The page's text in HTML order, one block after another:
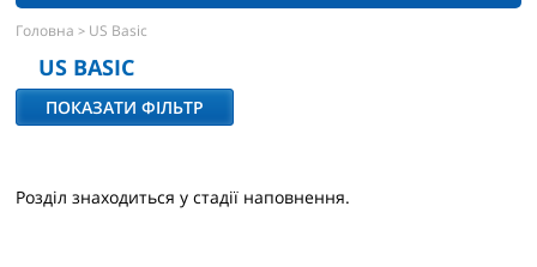
Головна > US Basic
US BASIC
ПОКАЗАТИ ФІЛЬТР
Розділ знаходиться у стадії наповнення.